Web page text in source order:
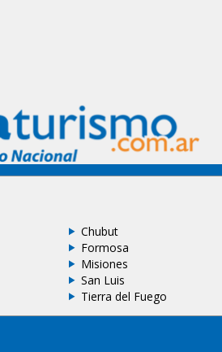
Chubut
Formosa
Misiones
San Luis
Tierra del Fuego